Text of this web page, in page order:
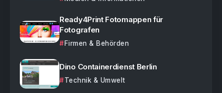
Ready4Print Fotomappen für
Fotografen
Firmen & Behörden
Dino Containerdienst Berlin
Technik & Umwelt